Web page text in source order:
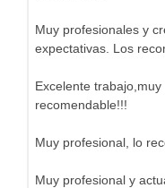
Muy profesionales y
expectativas. Los
Excelente
recomendable!!!
Muy profesional, lo
Muy profesional y